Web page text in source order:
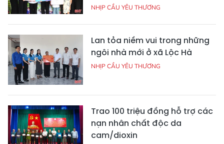
NHỊP CẦU YÊU THƯƠNG
Lan tỏa niềm vui trong những
ngôi nhà mới ở xã Lộc Hà
NHỊP CẦU YÊU THƯƠNG
Trao 100 triệu đồng hỗ trợ các
nạn nhân chất độc da
cam/dioxin